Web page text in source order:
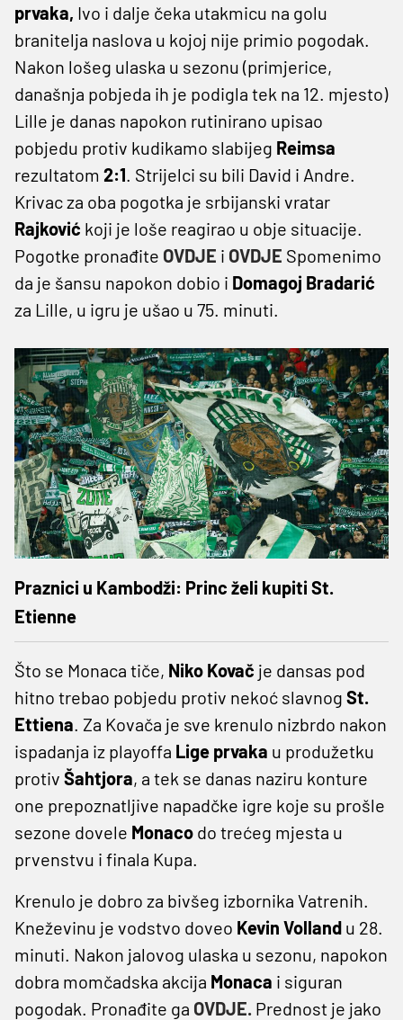
prvaka, Ivo i dalje čeka utakmicu na golu
branitelja naslova u kojoj nije primio pogodak.
Nakon lošeg ulaska u sezonu (primjerice,
današnja pobjeda ih je podigla tek na 12. mjesto)
Lille je danas napokon rutinirano upisao
pobjedu protiv kudikamo slabijeg Reimsa
rezultatom 2:1. Strijelci su bili David i Andre.
Krivac za oba pogotka je srbijanski vratar
Rajković koji je loše reagirao u obje situacije.
Pogotke pronađite OVDJE i OVDJE Spomenimo
da je šansu napokon dobio i Domagoj Bradarić
za Lille, u igru je ušao u 75. minuti.
Praznici u Kambodži: Princ želi kupiti St.
Etienne
Što se Monaca tiče, Niko Kovač je dansas pod
hitno trebao pobjedu protiv nekoć slavnog St.
Ettiena. Za Kovača je sve krenulo nizbrdo nakon
ispadanja iz playoffa Lige prvaka u produžetku
protiv Šahtjora, a tek se danas naziru konture
one prepoznatljive napadčke igre koje su prošle
sezone dovele Monaco do trećeg mjesta u
prvenstvu i finala Kupa.
Krenulo je dobro za bivšeg izbornika Vatrenih.
Kneževinu je vodstvo doveo Kevin Volland u 28.
minuti. Nakon jalovog ulaska u sezonu, napokon
dobra momčadska akcija Monaca i siguran
pogodak. Pronađite ga OVDJE. Prednost je jako